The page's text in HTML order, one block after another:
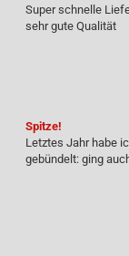
Super schnelle
sehr gute Qualität
Spitze!
Letztes Jahr habe
gebündelt: ging